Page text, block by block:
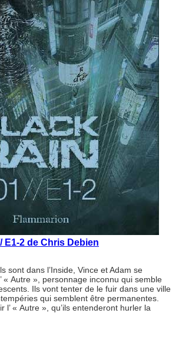
E1-2 de Chris Debien
sont dans l’Inside, Vince et Adam se
« Autre », personnage inconnu qui semble
Ils vont tenter de le fuir dans une ville
qui semblent être permanentes.
l’ « Autre », qu’ils entenderont hurler la